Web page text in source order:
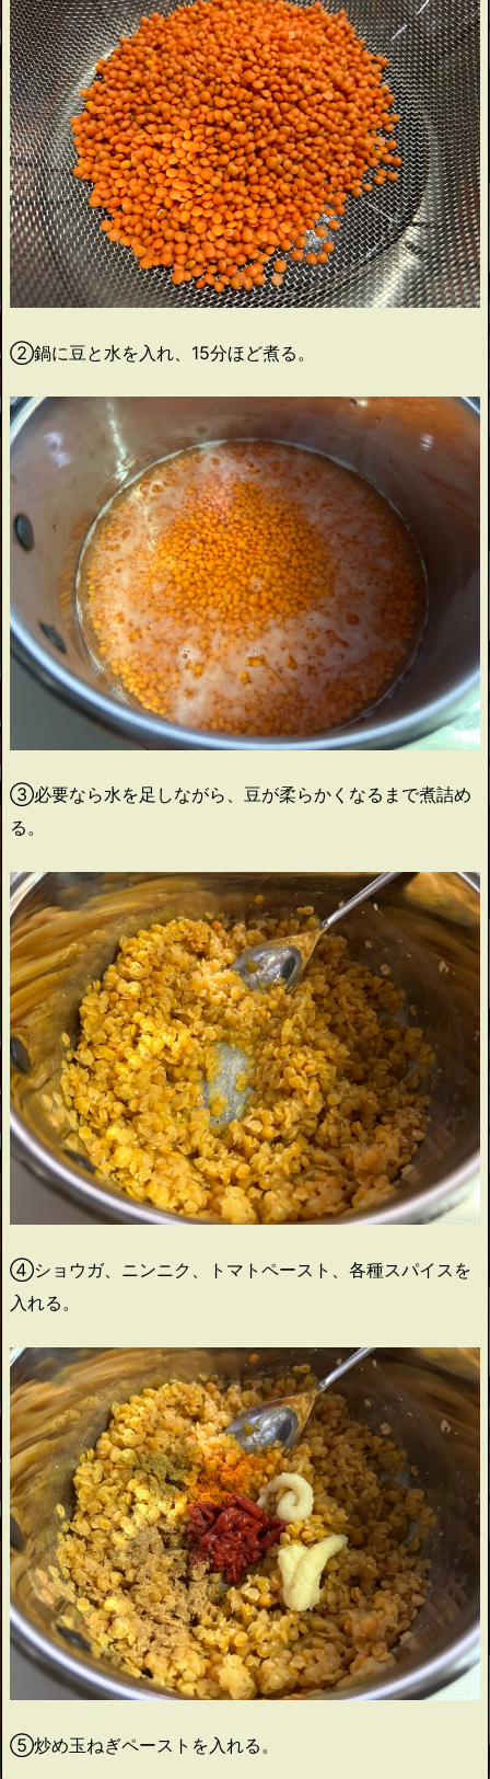
②鍋に豆と水を入れ、15分ほど煮る。
③必要なら水を足しながら、豆が柔らかくなるまで煮詰め
る。
④ショウガ、ニンニク、トマトペースト、各種スパイスを
入れる。
⑤炒め玉ねぎペーストを入れる。